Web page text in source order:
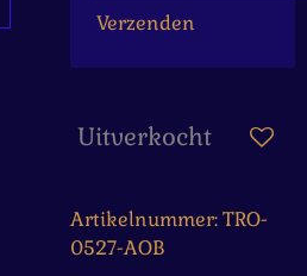
Verzenden
Uitverkocht
Artikelnummer:TRO-
0527-AOB